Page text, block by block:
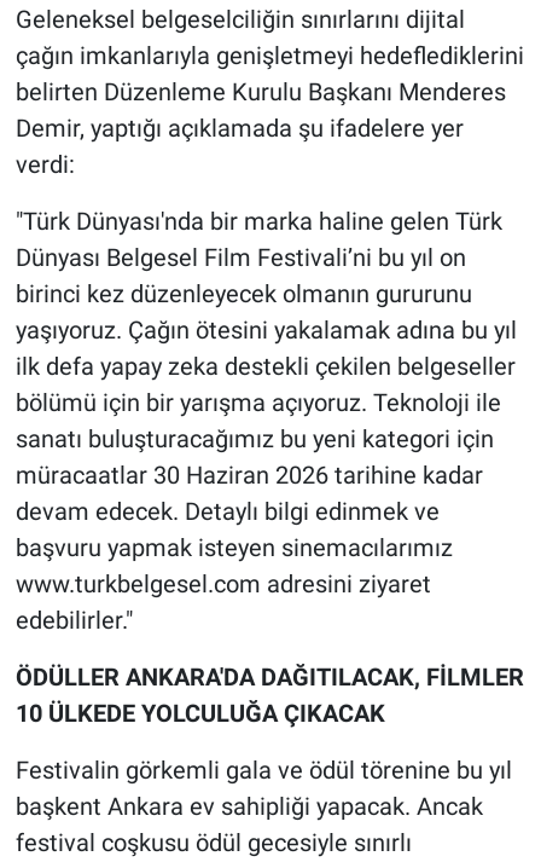
​Geleneksel belgeselciliğin sınırlarını dijital
çağın imkanlarıyla genişletmeyi hedeflediklerini
belirten Düzenleme Kurulu Başkanı Menderes
Demir, yaptığı açıklamada şu ifadelere yer
verdi:
​"Türk Dünyası'nda bir marka haline gelen Türk
Dünyası Belgesel Film Festivali’ni bu yıl on
birinci kez düzenleyecek olmanın gururunu
yaşıyoruz. Çağın ötesini yakalamak adına bu yıl
ilk defa yapay zeka destekli çekilen belgeseller
bölümü için bir yarışma açıyoruz. Teknoloji ile
sanatı buluşturacağımız bu yeni kategori için
müracaatlar 30 Haziran 2026 tarihine kadar
devam edecek. Detaylı bilgi edinmek ve
başvuru yapmak isteyen sinemacılarımız
www.turkbelgesel.com adresini ziyaret
edebilirler."
​ÖDÜLLER ANKARA'DA DAĞITILACAK, FİLMLER
10 ÜLKEDE YOLCULUĞA ÇIKACAK
​Festivalin görkemli gala ve ödül törenine bu yıl
başkent Ankara ev sahipliği yapacak. Ancak
festival coşkusu ödül gecesiyle sınırlı